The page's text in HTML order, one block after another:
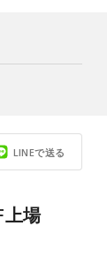
LINEで送る
上場